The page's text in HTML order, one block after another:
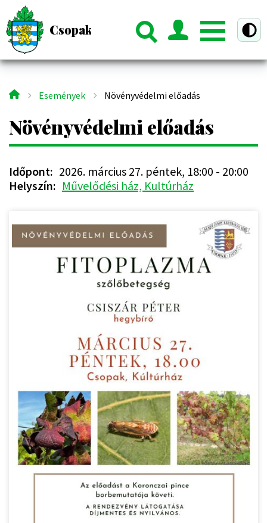
Ugrás
tartalomraCsopak Község Hivatalos Honlapja
nézet
Események Növényvédelmi előadás
Növényvédelmi előadás
Időpont 2026. március 27. péntek, 18:00 - 20:00
Helyszín
Művelődési ház, Kultúrház